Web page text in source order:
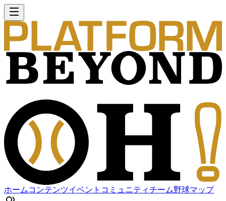
ホーム コンテンツイベント コミュニティチーム野球マップ